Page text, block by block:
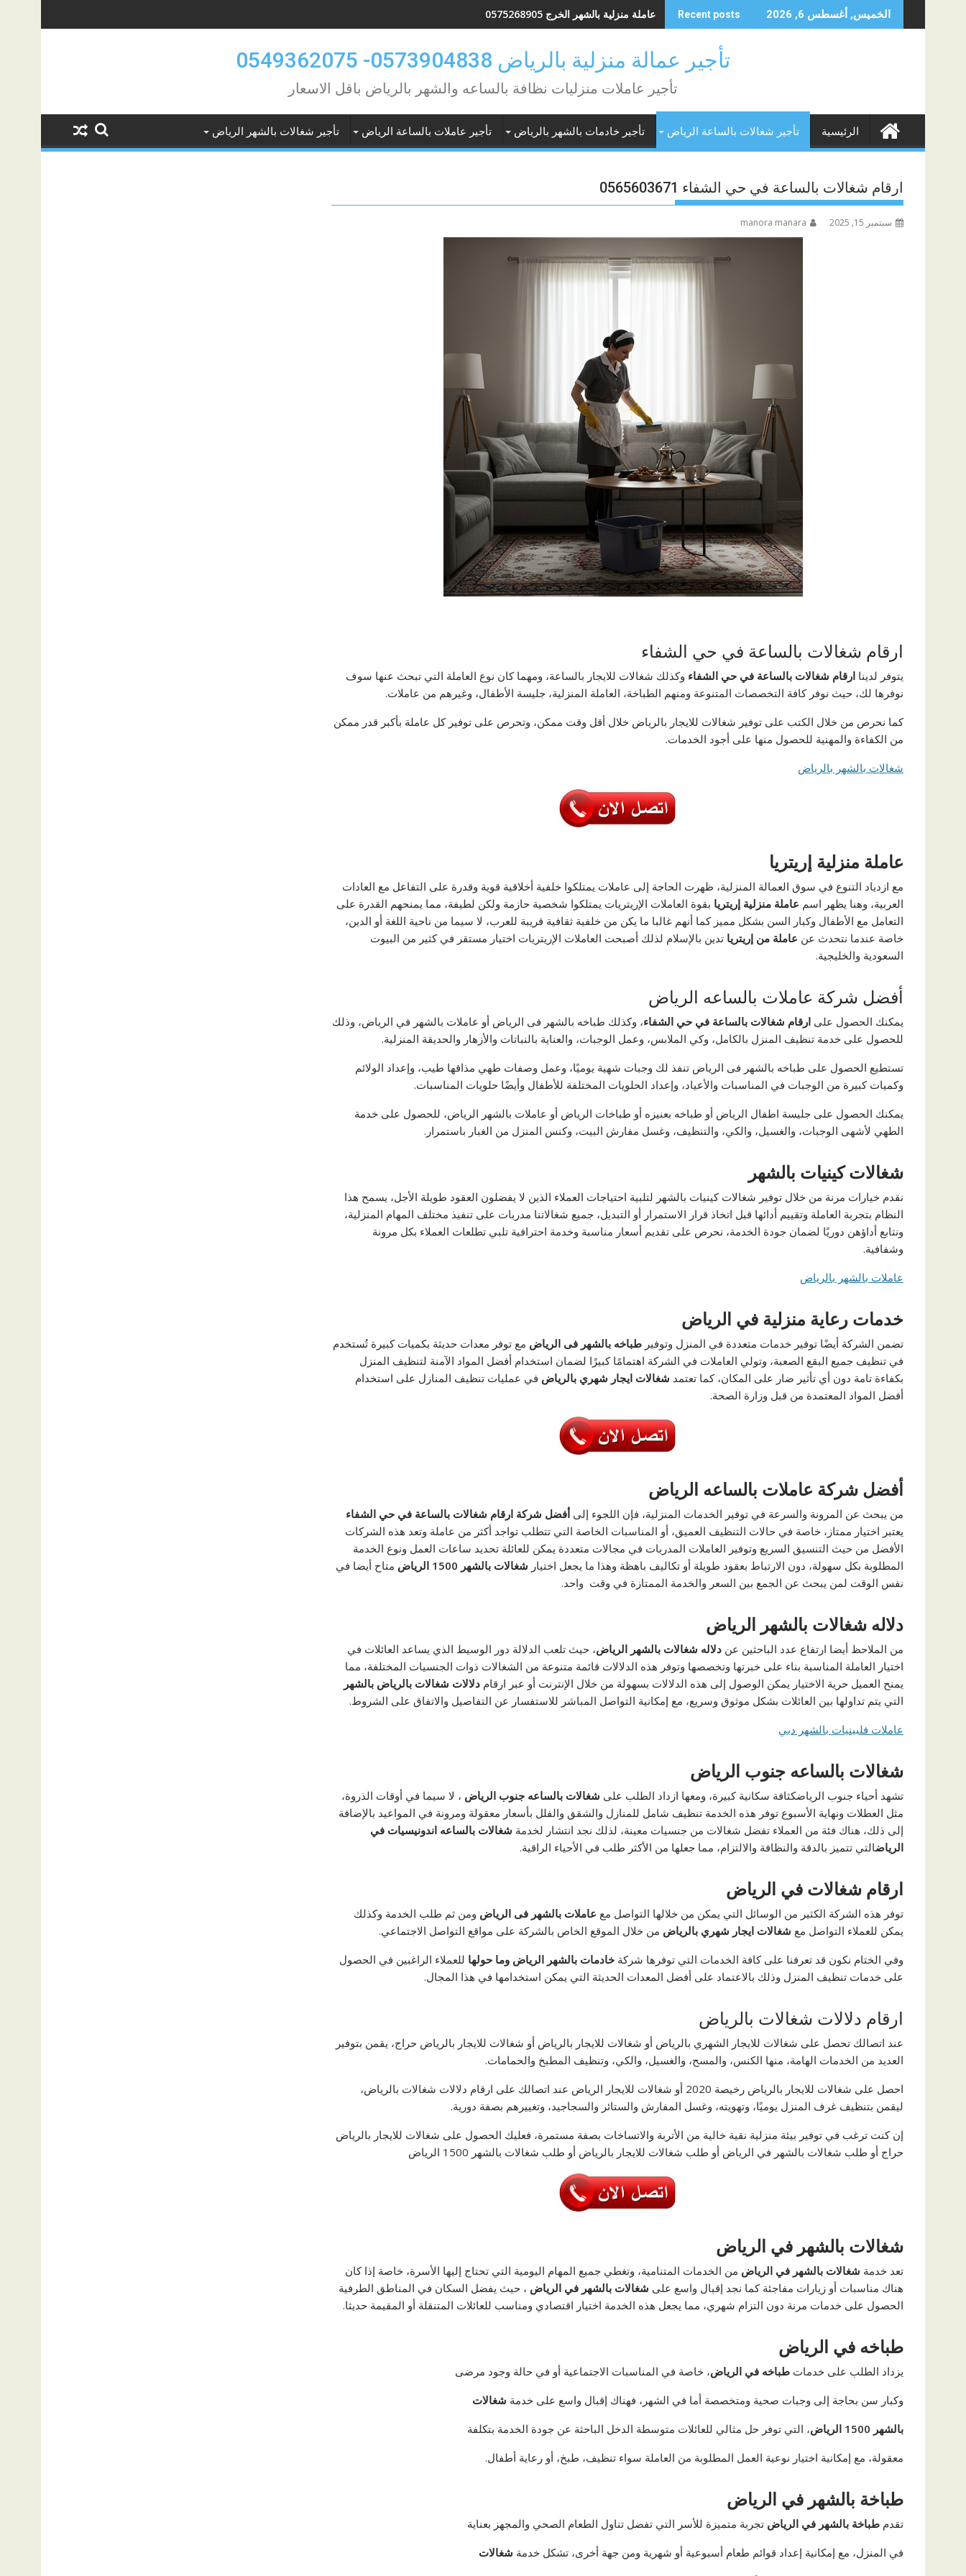
to
الخميس, أغسطس 6, 2026 Recent posts عاملة منزلية بالشهر الخرج 0575268905
تأجير عمالة منزلية بالرياض 0573904838- 0549362075
تأجير عاملات منزليات نظافة بالساعه والشهر بالرياض باقل الاسعار
الرئيسية تأجير شغالات بالساعة الرياض تأجير خادمات بالشهر بالرياض تأجير عاملات بالساعة الرياض تأجير شغالات بالشهر الرياض
ارقام شغالات بالساعة في حي الشفاء 0565603671
سبتمبر 15, 2025 manora manara
ارقام شغالات بالساعة في حي الشفاء
يتوفر لدينا ارقام شغالات بالساعة في حي الشفاء وكذلك شغالات للايجار بالساعة، ومهما كان نوع العاملة التي تبحث عنها سوف
نوفرها لك، حيث نوفر كافة التخصصات المتنوعة ومنهم الطباخة، العاملة المنزلية، جليسة الأطفال، وغيرهم من عاملات.
كما نحرص من خلال الكتب على توفير شغالات للايجار بالرياض خلال أقل وقت ممكن، وتحرص على توفير كل عاملة بأكبر قدر ممكن
من الكفاءة والمهنية للحصول منها على أجود الخدمات.
شغالات بالشهر بالرياض
عاملة منزلية إريتريا
مع ازدياد التنوع في سوق العمالة المنزلية، ظهرت الحاجة إلى عاملات يمتلكوا خلفية أخلاقية قوية وقدرة على التفاعل مع العادات
العربية، وهنا يظهر اسم عاملة منزلية إريتريا بقوة العاملات الإريتريات يمتلكوا شخصية حازمة ولكن لطيفة، مما يمنحهم القدرة على
التعامل مع الأطفال وكبار السن بشكل مميز كما أنهم غالبا ما يكن من خلفية ثقافية قريبة للعرب، لا سيما من ناحية اللغة أو الدين،
خاصة عندما نتحدث عن عاملة من إريتريا تدين بالإسلام لذلك أصبحت العاملات الإريتريات اختيار مستقر في كثير من البيوت
السعودية والخليجية.
أفضل شركة عاملات بالساعه الرياض
يمكنك الحصول على ارقام شغالات بالساعة في حي الشفاء، وكذلك طباخه بالشهر فى الرياض أو عاملات بالشهر في الرياض، وذلك
للحصول على خدمة تنظيف المنزل بالكامل، وكي الملابس، وعمل الوجبات، والعناية بالنباتات والأزهار والحديقة المنزلية.
تستطيع الحصول على طباخه بالشهر فى الرياض تنفذ لك وجبات شهية يوميًا، وعمل وصفات طهي مذاقها طيب، وإعداد الولائم
وكميات كبيرة من الوجبات في المناسبات والأعياد، وإعداد الحلويات المختلفة للأطفال وأيضًا حلويات المناسبات.
يمكنك الحصول على جليسة اطفال الرياض أو طباخه بعنيزه أو طباخات الرياض أو عاملات بالشهر الرياض، للحصول على خدمة
الطهي لأشهى الوجبات، والغسيل، والكي، والتنظيف، وغسل مفارش البيت، وكنس المنزل من الغبار باستمرار.
شغالات كينيات بالشهر
نقدم خيارات مرنة من خلال توفير شغالات كينيات بالشهر لتلبية احتياجات العملاء الذين لا يفضلون العقود طويلة الأجل، يسمح هذا
النظام بتجربة العاملة وتقييم أدائها قبل اتخاذ قرار الاستمرار أو التبديل، جميع شغالاتنا مدربات على تنفيذ مختلف المهام المنزلية،
ونتابع أداؤهن دوريًا لضمان جودة الخدمة، نحرص على تقديم أسعار مناسبة وخدمة احترافية تلبي تطلعات العملاء بكل مرونة
وشفافية.
عاملات بالشهر بالرياض
خدمات رعاية منزلية في الرياض
تضمن الشركة أيضًا توفير خدمات متعددة في المنزل وتوفير طباخه بالشهر فى الرياض مع توفر معدات حديثة بكميات كبيرة تُستخدم
في تنظيف جميع البقع الصعبة، وتولي العاملات في الشركة اهتمامًا كبيرًا لضمان استخدام أفضل المواد الآمنة لتنظيف المنزل
بكفاءة تامة دون أي تأثير ضار على المكان، كما تعتمد شغالات ايجار شهري بالرياض في عمليات تنظيف المنازل على استخدام
أفضل المواد المعتمدة من قبل وزارة الصحة.
أفضل شركة عاملات بالساعه الرياض
من يبحث عن المرونة والسرعة في توفير الخدمات المنزلية، فإن اللجوء إلى أفضل شركة ارقام شغالات بالساعة في حي الشفاء
يعتبر اختيار ممتاز، خاصة في حالات التنظيف العميق، أو المناسبات الخاصة التي تتطلب تواجد أكثر من عاملة وتعد هذه الشركات
الأفضل من حيث التنسيق السريع وتوفير العاملات المدربات في مجالات متعددة يمكن للعائلة تحديد ساعات العمل ونوع الخدمة
المطلوبة بكل سهولة، دون الارتباط بعقود طويلة أو تكاليف باهظة وهذا ما يجعل اختيار شغالات بالشهر 1500 الرياض
متاح أيضا في
نفس الوقت لمن يبحث عن الجمع بين السعر والخدمة الممتازة في وقت واحد.
دلاله شغالات بالشهر الرياض
من الملاحظ أيضا ارتفاع عدد الباحثين عن دلاله شغالات بالشهر الرياض، حيث تلعب الدلالة دور الوسيط الذي يساعد العائلات في
اختيار العاملة المناسبة بناء على خبرتها وتخصصها وتوفر هذه الدلالات قائمة متنوعة من الشغالات ذوات الجنسيات المختلفة، مما
يمنح العميل حرية الاختيار يمكن الوصول إلى هذه الدلالات بسهولة من خلال الإنترنت أو عبر ارقام دلالات شغالات بالرياض بالشهر
التي يتم تداولها بين العائلات بشكل موثوق وسريع، مع إمكانية التواصل المباشر للاستفسار عن التفاصيل والاتفاق على الشروط.
عاملات فلبينيات بالشهر دبي
شغالات بالساعه جنوب الرياض
تشهد أحياء جنوب الرياضكثافة سكانية كبيرة، ومعها ازداد الطلب على شغالات بالساعه جنوب الرياض ، لا سيما في أوقات الذروة،
مثل العطلات ونهاية الأسبوع توفر هذه الخدمة تنظيف شامل للمنازل والشقق والفلل بأسعار معقولة ومرونة في المواعيد بالإضافة
إلى ذلك، هناك فئة من العملاء تفضل شغالات من جنسيات معينة، لذلك نجد انتشار لخدمة شغالات بالساعه اندونيسيات في
الرياضالتي تتميز بالدقة والنظافة والالتزام، مما جعلها من الأكثر طلب في الأحياء الراقية.
ارقام شغالات في الرياض
توفر هذه الشركة الكثير من الوسائل التي يمكن من خلالها التواصل مع عاملات بالشهر فى الرياض ومن ثم طلب الخدمة وكذلك
يمكن للعملاء التواصل مع شغالات ايجار شهري بالرياض من خلال الموقع الخاص بالشركة على مواقع التواصل الاجتماعي.
وفي الختام نكون قد تعرفنا على كافة الخدمات التي توفرها شركة خادمات بالشهر الرياض وما حولها للعملاء الراغبين في الحصول
على خدمات تنظيف المنزل وذلك بالاعتماد على أفضل المعدات الحديثة التي يمكن استخدامها في هذا المجال.
ارقام دلالات شغالات بالرياض
عند اتصالك تحصل على شغالات للايجار الشهري بالرياض أو شغالات للايجار بالرياض أو شغالات للايجار بالرياض حراج، يقمن بتوفير
العديد من الخدمات الهامة، منها الكنس، والمسح، والغسيل، والكي، وتنظيف المطبخ والحمامات.
احصل على شغالات للايجار بالرياض رخيصة 2020 أو شغالات للايجار الرياض عند اتصالك على ارقام دلالات شغالات بالرياض،
ليقمن بتنظيف غرف المنزل يوميًا، وتهويته، وغسل المفارش والستائر والسجاجيد، وتغييرهم بصفة دورية.
إن كنت ترغب في توفير بيئة منزلية نقية خالية من الأتربة والاتساخات بصفة مستمرة، فعليك الحصول على شغالات للايجار بالرياض
حراج أو طلب شغالات بالشهر في الرياض أو طلب شغالات للايجار بالرياض أو طلب شغالات بالشهر 1500 الرياض
شغالات بالشهر في الرياض
تعد خدمة شغالات بالشهر في الرياض من الخدمات المتنامية، وتغطي جميع المهام اليومية التي تحتاج إليها الأسرة، خاصة إذا كان
هناك مناسبات أو زيارات مفاجئة كما نجد إقبال واسع على شغالات بالشهر في الرياض ، حيث يفضل السكان في المناطق الطرفية
الحصول على خدمات مرنة دون التزام شهري، مما يجعل هذه الخدمة اختيار اقتصادي ومناسب للعائلات المتنقلة أو المقيمة حديثا.
طباخه في الرياض
يزداد الطلب على خدمات طباخه في الرياض، خاصة في المناسبات الاجتماعية أو في حالة وجود مرضى
وكبار سن بحاجة إلى وجبات صحية ومتخصصة أما في الشهر، فهناك إقبال واسع على خدمة شغالات
بالشهر 1500 الرياض
، التي توفر حل مثالي للعائلات متوسطة الدخل الباحثة عن جودة الخدمة بتكلفة
معقولة، مع إمكانية اختيار نوعية العمل المطلوبة من العاملة سواء تنظيف، طبخ، أو رعاية أطفال.
طباخة بالشهر في الرياض
تقدم طباخة بالشهر في الرياض تجربة متميزة للأسر التي تفضل تناول الطعام الصحي والمجهز بعناية
في المنزل، مع إمكانية إعداد قوائم طعام أسبوعية أو شهرية ومن جهة أخرى، تشكل خدمة شغالات